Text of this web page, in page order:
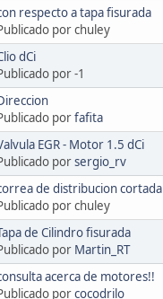
respecto a tapa fisurada
por chuley
dCi
por -1
porfafita
EGR - Motor 1.5 dCi
porsergio_rv
de distribucion cortada
por chuley
de Cilindro fisurada
por Martin_RT
acerca de motores!!
porcocodrilo